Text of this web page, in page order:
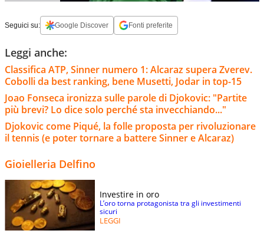
Seguici su: Google Discover Fonti preferite
Leggi anche:
Classifica ATP, Sinner numero 1: Alcaraz supera Zverev.
Cobolli da best ranking, bene Musetti, Jodar in top-15
Joao Fonseca ironizza sulle parole di Djokovic: "Partite
più brevi? Lo dice solo perché sta invecchiando..."
Djokovic come Piqué, la folle proposta per rivoluzionare
il tennis (e poter tornare a battere Sinner e Alcaraz)
Gioielleria Delfino
Investire in oro
L’oro torna protagonista tra gli investimenti
sicuri
LEGGI